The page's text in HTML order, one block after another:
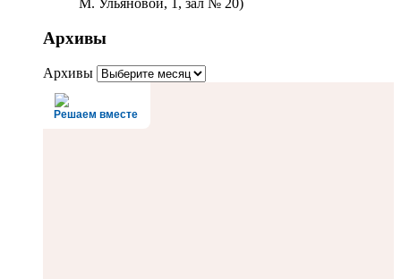
М. Ульяновой, 1, зал № 20)
Архивы
Архивы
Решаем вместе